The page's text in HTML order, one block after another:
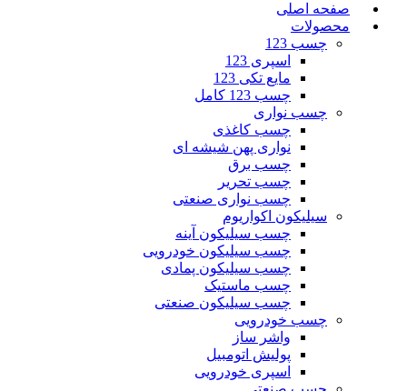
صفحه اصلی
محصولات
چسب 123
اسپری 123
مایع تکی 123
چسب 123 کامل
چسب نواری
چسب کاغذی
نواری پهن شیشه ای
چسب برق
چسب تحریر
چسب نواری صنعتی
سیلیکون اکواریوم
چسب سیلیکون آینه
چسب سیلیکون خودرویی
چسب سیلیکون پمادی
چسب ماستیک
چسب سیلیکون صنعتی
چسب خودرویی
واشر ساز
پولیش اتومبیل
اسپری خودرویی